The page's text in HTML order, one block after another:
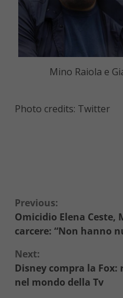
Mino Raiola e
Photo credits: Twitter
Continue
Reading
Previous:
Omicidio Elena
carcere: “Non hanno
Next:
Disney compra la
nel mondo della Tv